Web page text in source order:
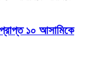
১০ আসামিকে